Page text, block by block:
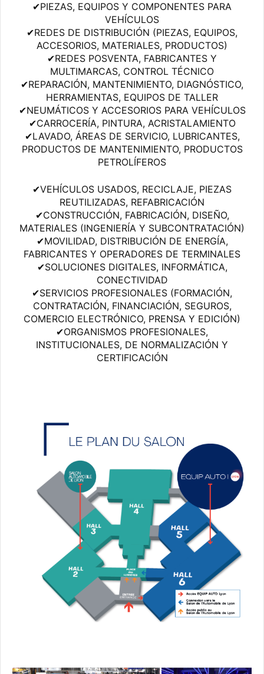
✔PIEZAS, EQUIPOS Y COMPONENTES PARA
VEHÍCULOS
✔REDES DE DISTRIBUCIÓN (PIEZAS, EQUIPOS,
ACCESORIOS, MATERIALES, PRODUCTOS)
✔REDES POSVENTA, FABRICANTES Y
MULTIMARCAS, CONTROL TÉCNICO
✔REPARACIÓN, MANTENIMIENTO, DIAGNÓSTICO,
HERRAMIENTAS, EQUIPOS DE TALLER
✔NEUMÁTICOS Y ACCESORIOS PARA VEHÍCULOS
✔CARROCERÍA, PINTURA, ACRISTALAMIENTO
✔LAVADO, ÁREAS DE SERVICIO, LUBRICANTES,
PRODUCTOS DE MANTENIMIENTO, PRODUCTOS
PETROLÍFEROS
✔VEHÍCULOS USADOS, RECICLAJE, PIEZAS
REUTILIZADAS, REFABRICACIÓN
✔CONSTRUCCIÓN, FABRICACIÓN, DISEÑO,
MATERIALES (INGENIERÍA Y SUBCONTRATACIÓN)
✔MOVILIDAD, DISTRIBUCIÓN DE ENERGÍA,
FABRICANTES Y OPERADORES DE TERMINALES
✔SOLUCIONES DIGITALES, INFORMÁTICA,
CONECTIVIDAD
✔SERVICIOS PROFESIONALES (FORMACIÓN,
CONTRATACIÓN, FINANCIACIÓN, SEGUROS,
COMERCIO ELECTRÓNICO, PRENSA Y EDICIÓN)
✔ORGANISMOS PROFESIONALES,
INSTITUCIONALES, DE NORMALIZACIÓN Y
CERTIFICACIÓN